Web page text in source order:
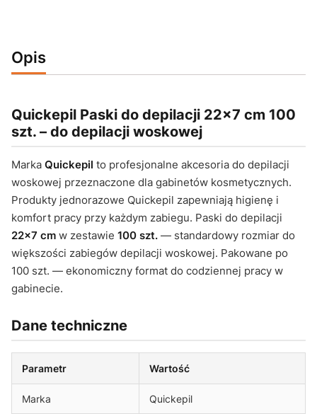
Opis
Quickepil Paski do depilacji 22×7 cm 100
szt. – do depilacji woskowej
Marka Quickepil to profesjonalne akcesoria do depilacji
woskowej przeznaczone dla gabinetów kosmetycznych.
Produkty jednorazowe Quickepil zapewniają higienę i
komfort pracy przy każdym zabiegu. Paski do depilacji
22×7 cm w zestawie 100 szt. — standardowy rozmiar do
większości zabiegów depilacji woskowej. Pakowane po
100 szt. — ekonomiczny format do codziennej pracy w
gabinecie.
Dane techniczne
Parametr Wartość
Marka Quickepil